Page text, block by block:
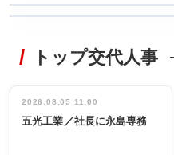
非鉄業界で
インタビュ
ー／社内ア
タックトレー
祝う 業界関
係者ら220人
出席
トップ交代人事
2026.08.05 11:00
五光工業／社長に永島専務